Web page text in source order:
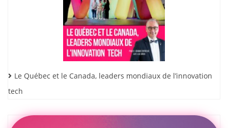
Le Québec et le Canada, leaders mondiaux de l’innovation
tech